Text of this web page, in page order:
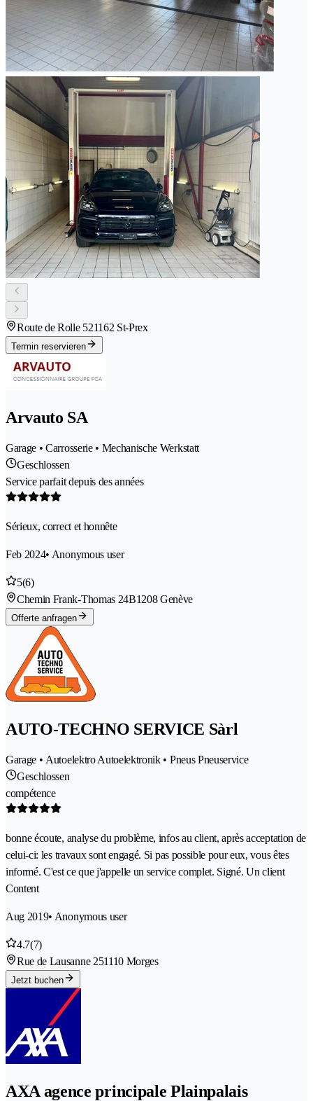
Route de Rolle 521162 St-Prex
Termin reservieren
Arvauto SA
Garage • Carrosserie • Mechanische Werkstatt
Geschlossen
Service parfait depuis des années
Sérieux, correct et honnête
Feb 2024• Anonymous user
5(6)
Chemin Frank-Thomas 24B1208 Genève
Offerte anfragen
AUTO-TECHNO SERVICE Sàrl
Garage • Autoelektro Autoelektronik • Pneus Pneuservice
Geschlossen
compétence
bonne écoute, analyse du problème, infos au client, après acceptation de
celui-ci: les travaux sont engagé. Si pas possible pour eux, vous êtes
informé. C'est ce que j'appelle un service complet. Signé. Un client
Content
Aug 2019• Anonymous user
4.7(7)
Rue de Lausanne 251110 Morges
Jetzt buchen
AXA agence principale Plainpalais